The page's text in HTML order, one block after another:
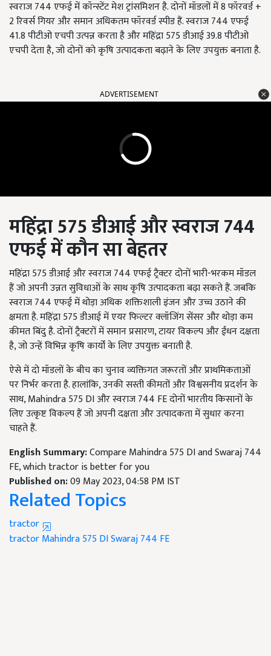
स्वराज 744 एफई में कॉन्स्टेंट मेश ट्रांसमिशन है. दोनों मॉडलों में 8 फॉरवर्ड +
2 रिवर्स गियर और समान अधिकतम फॉरवर्ड स्पीड हैं. स्वराज 744 एफई
41.8 पीटीओ एचपी उत्पन्न करता है और महिंद्रा 575 डीआई 39.8 पीटीओ
एचपी देता है, जो दोनों को कृषि उत्पादकता बढ़ाने के लिए उपयुक्त बनाता है.
ADVERTISEMENT
महिंद्रा 575डीआई और स्वराज 744
एफई में कौन सा बेहतर
महिंद्रा 575 डीआई और स्वराज 744 एफई ट्रैक्टर दोनों भारी-भरकम मॉडल
हैं जो अपनी उन्नत सुविधाओं के साथ कृषि उत्पादकता बढ़ा सकते हैं. जबकि
स्वराज 744 एफई में थोड़ा अधिक शक्तिशाली इंजन और उच्च उठाने की
क्षमता है. महिंद्रा 575 डीआई में एयर फिल्टर क्लॉजिंग सेंसर और थोड़ा कम
कीमत बिंदु है. दोनों ट्रैक्टरों में समान प्रसारण, टायर विकल्प और ईंधन दक्षता
है, जो उन्हें विभिन्न कृषि कार्यों के लिए उपयुक्त बनाती है.
ऐसे में दो मॉडलों के बीच का चुनाव व्यक्तिगत जरूरतों और प्राथमिकताओं
पर निर्भर करता है. हालांकि, उनकी सस्ती कीमतों और विश्वसनीय प्रदर्शन के
साथ, Mahindra 575 DI और स्वराज 744 FE दोनों भारतीय किसानों के
लिए उत्कृष्ट विकल्प हैं जो अपनी दक्षता और उत्पादकता में सुधार करना
चाहते हैं.
English Summary:Compare Mahindra 575 DI and Swaraj 744
FE, which tractor is better for you
Published on:09 May 2023, 04:58 PM IST
Related Topics
tractor
tractorMahindra 575 DISwaraj 744 FE